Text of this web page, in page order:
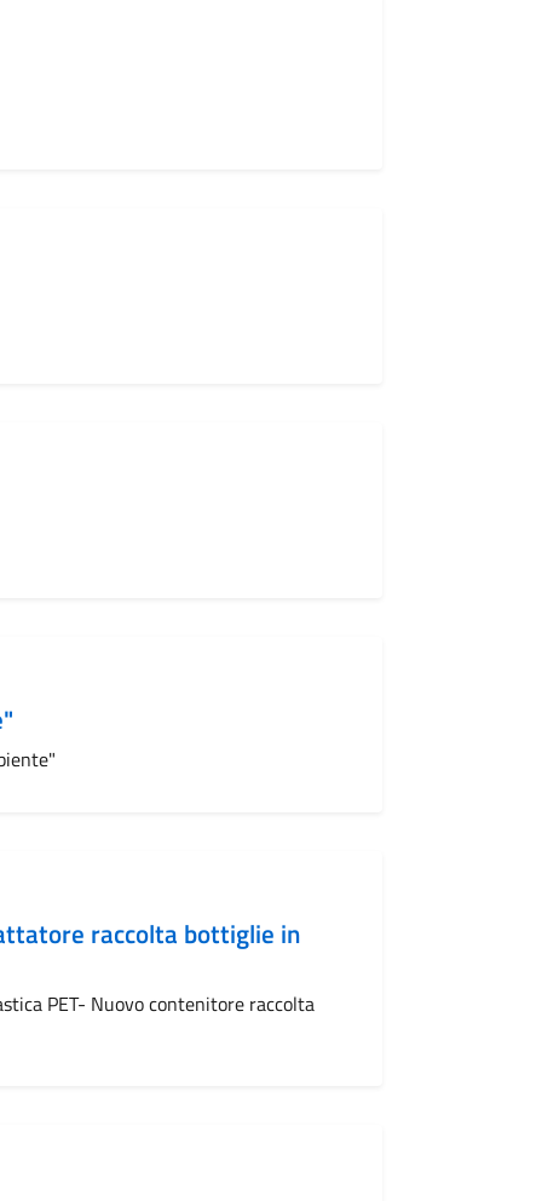
raccolta bottiglie in
PET- Nuovo contenitore raccolta